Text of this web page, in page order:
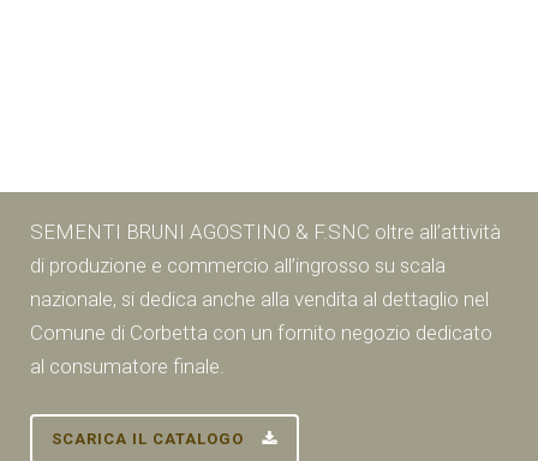
SEMENTI BRUNI AGOSTINO & F.SNC oltre all’attività
di produzione e commercio all’ingrosso su scala
nazionale, si dedica anche alla vendita al dettaglio nel
Comune di Corbetta con un fornito negozio dedicato
al consumatore finale.
SCARICA IL CATALOGO